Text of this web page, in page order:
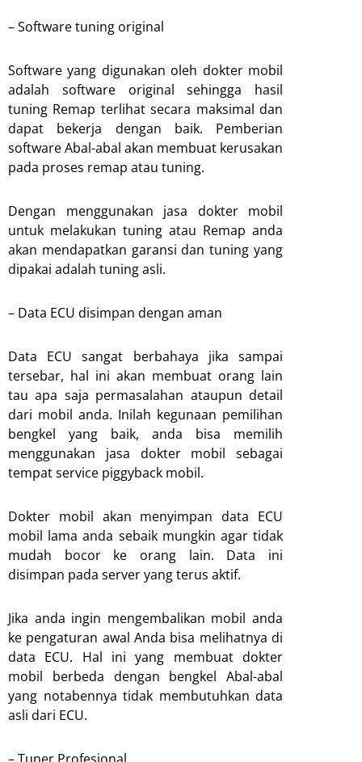
– Software tuning original
Software yang digunakan oleh dokter mobil
adalah software original sehingga hasil
tuning Remap terlihat secara maksimal dan
dapat bekerja dengan baik. Pemberian
software Abal-abal akan membuat kerusakan
pada proses remap atau tuning.
Dengan menggunakan jasa dokter mobil
untuk melakukan tuning atau Remap anda
akan mendapatkan garansi dan tuning yang
dipakai adalah tuning asli.
– Data ECU disimpan dengan aman
Data ECU sangat berbahaya jika sampai
tersebar, hal ini akan membuat orang lain
tau apa saja permasalahan ataupun detail
dari mobil anda. Inilah kegunaan pemilihan
bengkel yang baik, anda bisa memilih
menggunakan jasa dokter mobil sebagai
tempat service piggyback mobil.
Dokter mobil akan menyimpan data ECU
mobil lama anda sebaik mungkin agar tidak
mudah bocor ke orang lain. Data ini
disimpan pada server yang terus aktif.
Jika anda ingin mengembalikan mobil anda
ke pengaturan awal Anda bisa melihatnya di
data ECU. Hal ini yang membuat dokter
mobil berbeda dengan bengkel Abal-abal
yang notabennya tidak membutuhkan data
asli dari ECU.